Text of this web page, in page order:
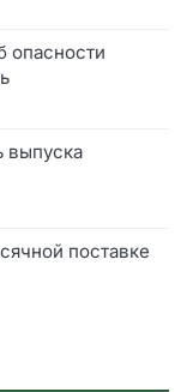
опасности
выпуска
поставке